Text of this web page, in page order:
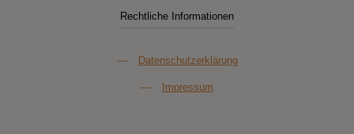
Rechtliche Informationen
— Datenschutzerklärung
— Impressum